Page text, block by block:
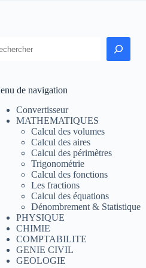
de navigation
Convertisseur
MATHEMATIQUES
Calcul des volumes
Calcul des aires
Calcul des périmètres
Trigonométrie
Calcul des fonctions
Les fractions
Calcul des équations
Dénombrement & Statistique
PHYSIQUE
CHIMIE
COMPTABILITE
GENIE CIVIL
GEOLOGIE